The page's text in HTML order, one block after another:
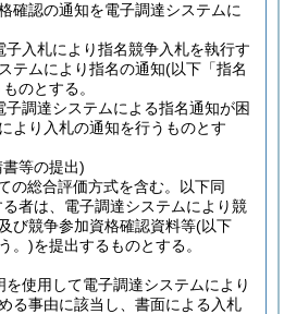
確認の通知を電子調達システムに
子入札により指名競争入札を執行す
テムにより指名の通知(以下「指名
のとする。
子調達システムによる指名通知が困
より入札の通知を行うものとす
等の提出)
の総合評価方式を含む。以下同
者は、電子調達システムにより競
び競争参加資格確認資料等(以下
。)を提出するものとする。
を使用して電子調達システムにより
る事由に該当し、書面による入札